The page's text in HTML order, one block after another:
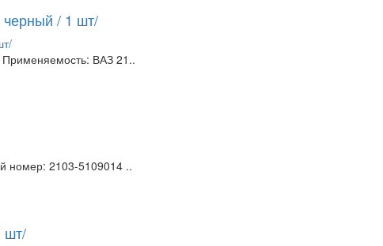
/ 1 шт/
ВАЗ 21..
номер: 2103-5109014 ..
шт/